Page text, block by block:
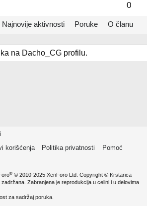
0
Najnovije aktivnosti Poruke O članu
na Dacho_CG profilu.
korišćenja Politika privatnosti
Pomoć
® © 2010-2025 XenForo Ltd. Copyright © Krstarica
Zabranjena je reprodukcija u celini i u delovima
za sadržaj poruka.